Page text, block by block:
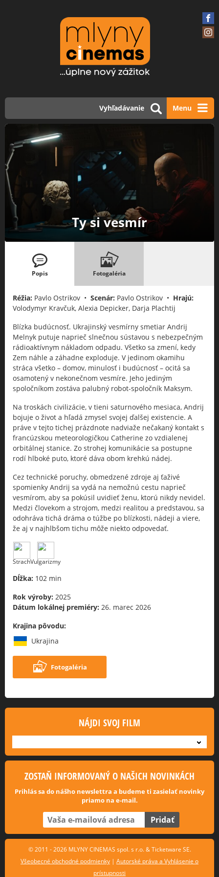
Menu
Vyhľadávanie
Ty si vesmír
Popis Fotogaléria
Réžia: Pavlo Ostrikov • Scenár: Pavlo Ostrikov • Hrajú:
Volodymyr Kravčuk, Alexia Depicker, Darja Plachtij
Blízka budúcnosť. Ukrajinský vesmírny smetiar Andrij
Melnyk putuje naprieč slnečnou sústavou s nebezpečným
rádioaktívnym nákladom odpadu. Všetko sa zmení, kedy
Zem náhle a záhadne exploduje. V jedinom okamihu
stráca všetko – domov, minulosť i budúcnosť – ocitá sa
osamotený v nekonečnom vesmíre. Jeho jediným
spoločníkom zostáva palubný robot-spoločník Maksym.
Na troskách civilizácie, v tieni saturnového mesiaca, Andrij
bojuje o život a hľadá zmysel svojej ďalšej existencie. A
práve v tejto tichej prázdnote nadviaže nečakaný kontakt s
francúzskou meteorologičkou Catherine zo vzdialenej
orbitálnej stanice. Zo strohej komunikácie sa postupne
rodí hlboké puto, ktoré dáva obom krehkú nádej.
Cez technické poruchy, obmedzené zdroje aj ťaživé
spomienky Andrij sa vydá na nemožnú cestu naprieč
vesmírom, aby sa pokúsil uvidieť ženu, ktorú nikdy nevidel.
Medzi človekom a strojom, medzi realitou a predstavou, sa
odohráva tichá dráma o túžbe po blízkosti, nádeji a viere,
že aj v najhlbšom tichu môže niekto odpovedať.
StrachVulgarizmy
Dĺžka: 102 min
Rok výroby: 2025
Dátum lokálnej premiéry: 26. marec 2026
Krajina pôvodu:
Ukrajina
Fotogaléria
NÁJDI SVOJ FILM
ZOSTAŇ INFORMOVANÝ O NAŠICH NOVINKÁCH
Prihlás sa do nášho newslettra a budeme ti zasielať novinky
priamo na e-mail.
© 2011 - 2026 MLYNY CINEMAS spol. s r.o. & Ticketware SE.
Všeobecné obchodné podmienky | Autorské práva a Vyhlásenie o
prístupnosti